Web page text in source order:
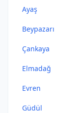
Ayaş
Beypazarı
Çankaya
Elmadağ
Evren
Güdül